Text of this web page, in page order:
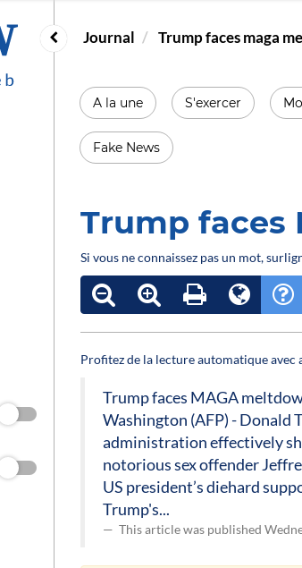
Journal Trump faces maga
A la une S'exercer
Fake News
Trump faces
Si vous ne connaissez pas un mot,
Profitez de la lecture automatique avec
Trump faces MAGA
Washington (AFP) - Donald
administration effectively
notorious sex offender
US president’s diehard
Trump's...
This article was published